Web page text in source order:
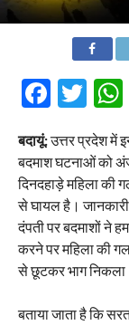
बदायूं:उत्तर प्रदेश में
बदमाश घटनाओं को
दिनदहाड़े महिला की
से घायल है।
दंपती पर बदमाशों ने
करने पर महिला की
से छूटकर भाग
बताया जाता है कि